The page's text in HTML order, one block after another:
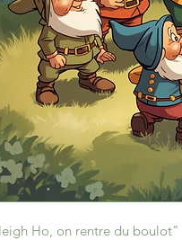
Ho, on rentre du